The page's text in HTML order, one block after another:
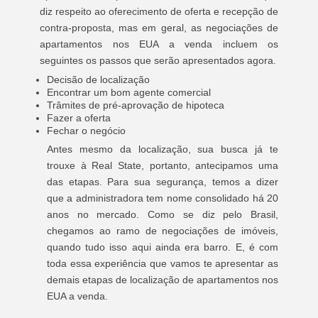
diz respeito ao oferecimento de oferta e recepção de
contra-proposta, mas em geral, as negociações de
apartamentos nos EUA a venda incluem os
seguintes os passos que serão apresentados agora.
Decisão de localização
Encontrar um bom agente comercial
Trâmites de pré-aprovação de hipoteca
Fazer a oferta
Fechar o negócio
Antes mesmo da localização, sua busca já te
trouxe à Real State, portanto, antecipamos uma
das etapas. Para sua segurança, temos a dizer
que a administradora tem nome consolidado há 20
anos no mercado. Como se diz pelo Brasil,
chegamos ao ramo de negociações de imóveis,
quando tudo isso aqui ainda era barro. E, é com
toda essa experiência que vamos te apresentar as
demais etapas de localização de apartamentos nos
EUA a venda.